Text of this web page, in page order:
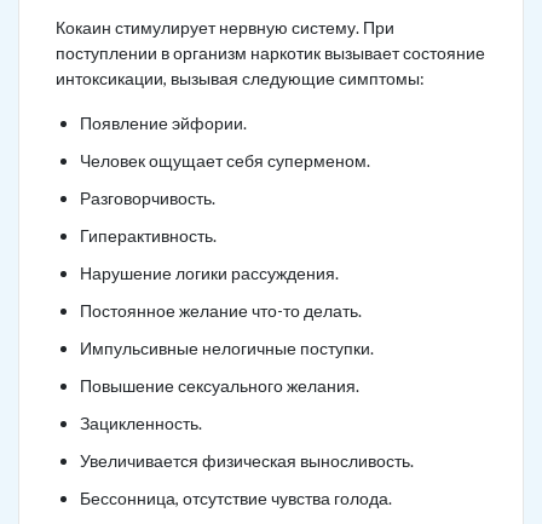
Кокаин стимулирует нервную систему. При
поступлении в организм наркотик вызывает состояние
интоксикации, вызывая следующие симптомы:
Появление эйфории.
Человек ощущает себя суперменом.
Разговорчивость.
Гиперактивность.
Нарушение логики рассуждения.
Постоянное желание что-то делать.
Импульсивные нелогичные поступки.
Повышение сексуального желания.
Зацикленность.
Увеличивается физическая выносливость.
Бессонница, отсутствие чувства голода.